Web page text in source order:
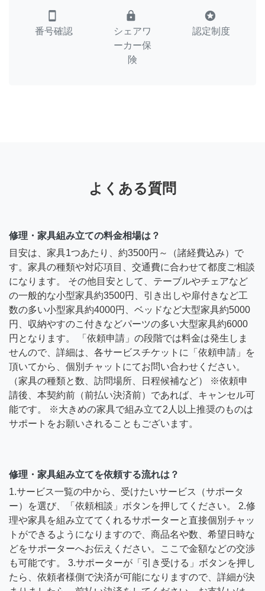
smartphone
番号確認
lock
シェアワ
ーカー保
険
stars
認定制度
よくある質問
修理・家具組み立ての料金相場は？
目安は、家具1つあたり、約3500円～（諸経費込み）で
す。家具の種類や対応項目、交通費に合わせて都度ご相談
になります。 その他目安として、テーブルやチェアなど
の一般的な小型家具約3500円、引き出しや扉付きなど工
数の多い小型家具約4000円、ベッドなど大型家具約5000
円、収納やすのこ付きなどパーツの多い大型家具約6000
円となります。 「依頼申請」の段階では料金は発生しま
せんので、詳細は、各サービスチケットに「依頼申請」を
頂いてから、個別チャットにてお問い合わせください。
（家具の種類と数、訪問場所、日程候補など） ※依頼申
請後、本契約前（前払い決済前）であれば、キャンセル可
能です。 ※大きめの家具で組み立て2人以上推奨のものは
サポートをお願いされることもございます。
修理・家具組み立てを依頼する流れは？
1.サービス一覧の中から、受けたいサービス（サポータ
ー）を選び、「依頼相談」ボタンを押してください。 2.修
理や家具を組み立ててくれるサポーターと直接個別チャッ
トができるようになりますので、商品名や数、希望日時な
どをサポーターへお伝えください。ここで金額などの交渉
も可能です。 3.サポーターが「引き受ける」ボタンを押し
たら、依頼者様側で決済が可能になりますので、詳細が決